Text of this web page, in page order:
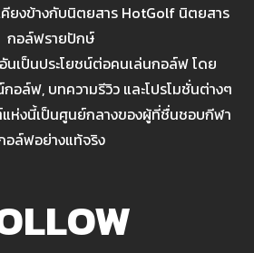
คียงข้างกับนิตยสาร HotGolf นิตยสาร
กอล์ฟรายปักษ์
นเป็นประโยชน์ต่อคนเล่นกอล์ฟ โดย
อล์ฟ, บทความรีวิว และโปรโมชั่นต่างๆ
แห่งนี้เป็นศูนย์กลางของผู้ที่ชื่นชอบกีฬา
อล์ฟอย่างแท้จริง